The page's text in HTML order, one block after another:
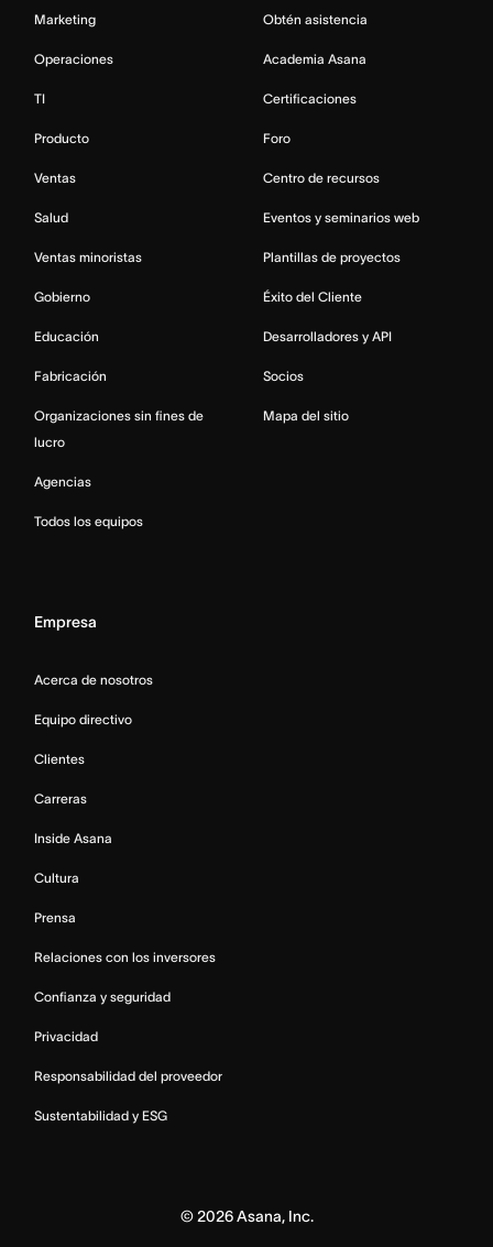
Marketing
Operaciones
TI
Producto
Ventas
Salud
Ventas minoristas
Gobierno
Educación
Fabricación
Organizaciones sin fines de
lucro
Agencias
Todos los equipos
Obtén asistencia
Academia Asana
Certificaciones
Foro
Centro de recursos
Eventos y seminarios web
Plantillas de proyectos
Éxito del Cliente
Desarrolladores y API
Socios
Mapa del sitio
Empresa
Acerca de nosotros
Equipo directivo
Clientes
Carreras
Inside Asana
Cultura
Prensa
Relaciones con los inversores
Confianza y seguridad
Privacidad
Responsabilidad del proveedor
Sustentabilidad y ESG
©2026Asana, Inc.